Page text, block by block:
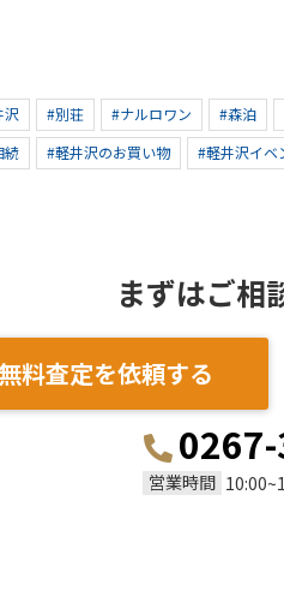
沢 #別荘 #ナルロワン #森泊
続 #軽井沢のお買い物 #軽井沢イベ
まずはご相
無料査定を依頼する
営業時間